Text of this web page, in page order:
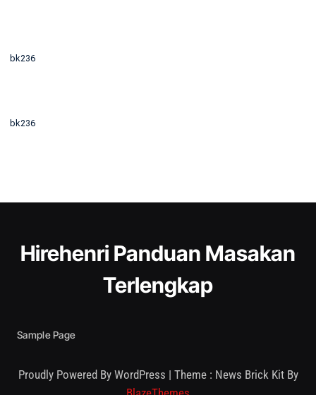
bk236
bk236
Hirehenri Panduan Masakan
Terlengkap
Sample Page
Proudly Powered By WordPress | Theme : News Brick Kit By